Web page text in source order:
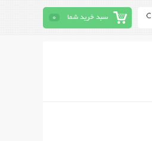
سبد خرید شما 0